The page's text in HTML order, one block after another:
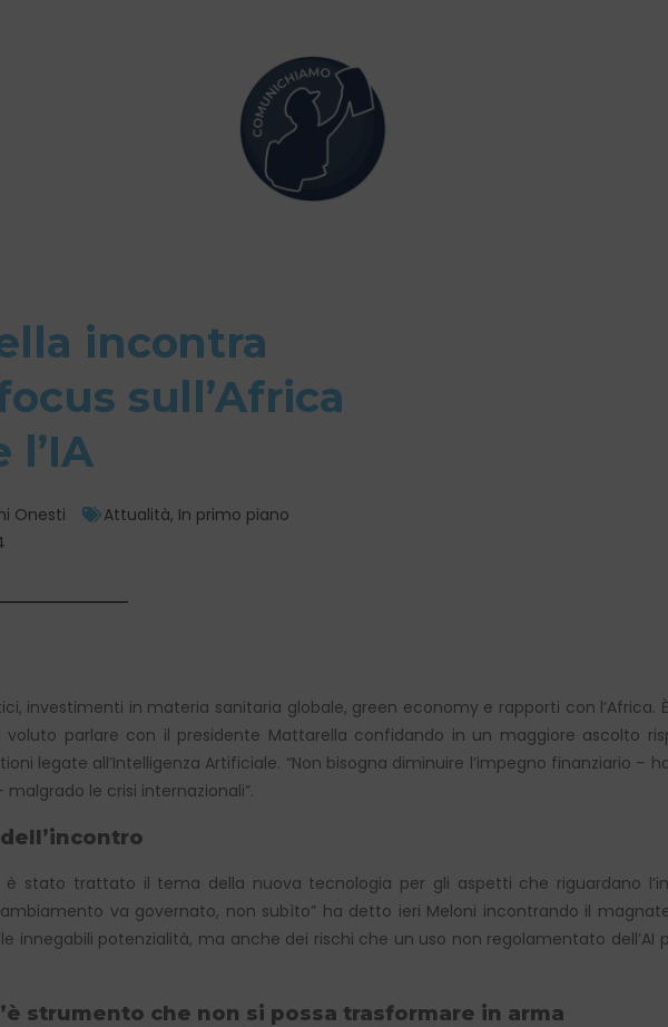
incontra
sull’Africa
l’IA
Onesti Attualità, In primo piano
investimenti in materia sanitaria globale, green economy e rapporti con l’Africa.
parlare con il presidente Mattarella confidando in un maggiore ascolto
legate all’Intelligenza Artificiale. “Non bisogna diminuire l’impegno finanziario –
malgrado le crisi internazionali”.
è stato trattato il tema della nuova tecnologia per gli aspetti che riguardano
va governato, non subìto” ha detto ieri Meloni incontrando il
innegabili potenzialità, ma anche dei rischi che un uso non regolamentato
strumento che non si possa trasformare in arma